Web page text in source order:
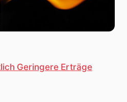
Geringere Erträge